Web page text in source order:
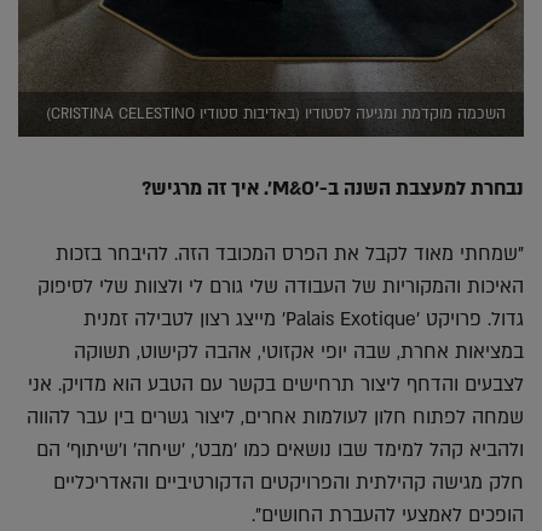
השכמה מוקדמת ומגיעה לסטודיו (באדיבות סטודיו CRISTINA CELESTINO)
נבחרת למעצבת השנה ב-'M&O'. איך זה מרגיש?
"שמחתי מאוד לקבל את הפרס המכובד הזה. להיבחר בזכות
האיכות והמקוריות של העבודה שלי גורם לי ולצוות שלי לסיפוק
גדול. פרויקט 'Palais Exotique' מייצג רצון לטבילה זמנית
במציאות אחרת, שבה יופי אקזוטי, אהבה לקישוט, תשוקה
לצבעים והדחף ליצור תרחישים בקשר עם הטבע הוא מדויק. אני
שמחה לפתוח חלון לעולמות אחרים, ליצור גשרים בין עבר להווה
ולהביא קהל למימד שבו נושאים כמו 'מבט', 'שיחה' ו'שיתוף' הם
חלק מגישה קהילתית והפרויקטים הדקורטיביים והאדריכליים
הופכים לאמצעי להעברת החושים".